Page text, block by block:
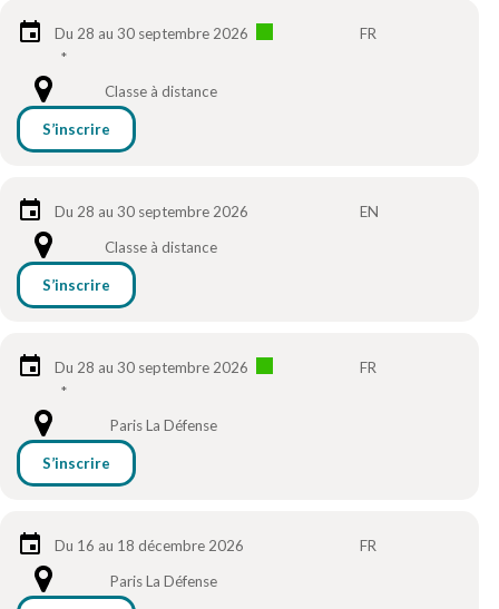
Du 28 au 30 septembre 2026
*
FR
Classe à distance
S’inscrire
Du 28 au 30 septembre 2026
EN
Classe à distance
S’inscrire
Du 28 au 30 septembre 2026
*
FR
Paris La Défense
S’inscrire
Du 16 au 18 décembre 2026
FR
Paris La Défense